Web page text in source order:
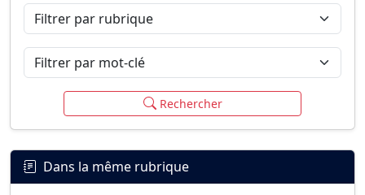
Filtrer par rubrique
Filtrer par mot-clé
Rechercher
Dans la même rubrique